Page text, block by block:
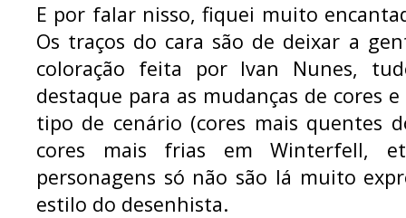
E por falar nisso, fiquei muito
Os traços do cara são de deixar a
coloração feita por Ivan Nunes,
destaque para as mudanças de cores
tipo de cenário (cores mais quentes
cores mais frias em Winterfell,
personagens só não são lá muito
estilo do desenhista.